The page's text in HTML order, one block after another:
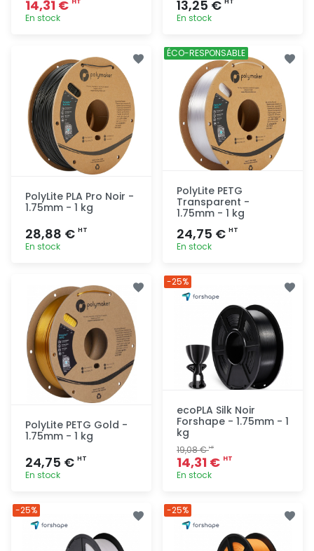
14,31 €
En stock
rapide
13,25 €
En stock
Ajout
rapide
PolyLite PLA Pro Noir -
1.75mm - 1 kg
28,88 € HT
En stock
rapide
PolyLite PETG
Transparent -
1.75mm - 1 kg
24,75 € HT
En stock
ÉCO-RESPONSABLE
PolyLite PETG Gold -
1.75mm - 1 kg
24,75 € HT
En stock
ecoPLA Silk Noir
Forshape - 1.75mm - 1
kg
19,08 €HT
14,31 € HT
En stock
-25%
-25% -25%